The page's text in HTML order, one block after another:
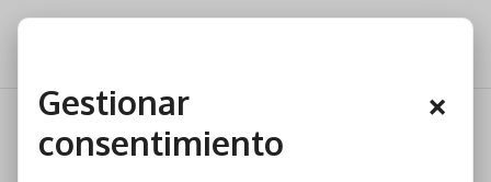
Gestionar
consentimiento
×
¿Cuándo me podré jubilar?